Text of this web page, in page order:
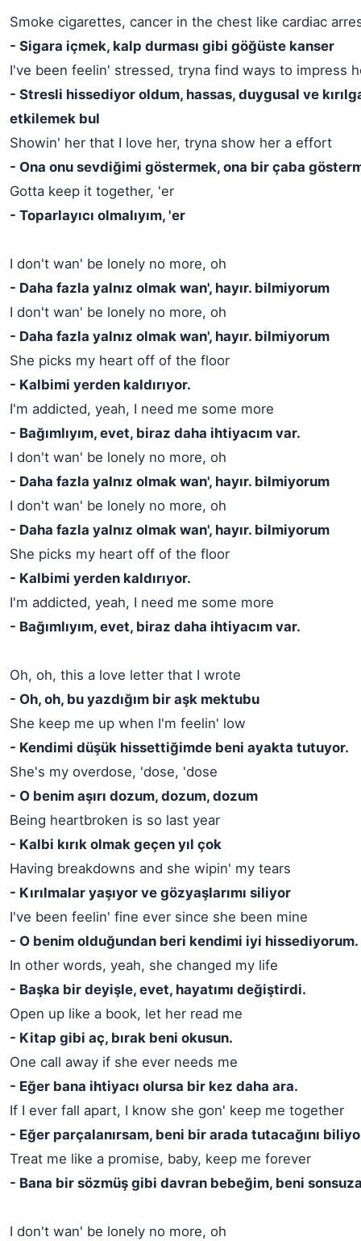
Smoke cigarettes, cancer in the chest like cardiac
- Sigara içmek, kalp durması gibi göğüste kanser
I've been feelin' stressed, tryna find ways to impress
- Stresli hissediyor oldum, hassas, duygusal ve
etkilemek bul
Showin' her that I love her, tryna show her a effort
- Ona onu sevdiğimi göstermek, ona bir çaba
Gotta keep it together, 'er
- Toparlayıcı olmalıyım, 'er
I don't wan' be lonely no more, oh
- Daha fazla yalnız olmak wan', hayır. bilmiyorum
I don't wan' be lonely no more, oh
- Daha fazla yalnız olmak wan', hayır. bilmiyorum
She picks my heart off of the floor
- Kalbimi yerden kaldırıyor.
I'm addicted, yeah, I need me some more
- Bağımlıyım, evet, biraz daha ihtiyacım var.
I don't wan' be lonely no more, oh
- Daha fazla yalnız olmak wan', hayır. bilmiyorum
I don't wan' be lonely no more, oh
- Daha fazla yalnız olmak wan', hayır. bilmiyorum
She picks my heart off of the floor
- Kalbimi yerden kaldırıyor.
I'm addicted, yeah, I need me some more
- Bağımlıyım, evet, biraz daha ihtiyacım var.
Oh, oh, this a love letter that I wrote
- Oh, oh, bu yazdığım bir aşk mektubu
She keep me up when I'm feelin' low
- Kendimi düşük hissettiğimde beni ayakta tutuyor.
She's my overdose, 'dose, 'dose
- O benim aşırı dozum, dozum, dozum
Being heartbroken is so last year
- Kalbi kırık olmak geçen yıl çok
Having breakdowns and she wipin' my tears
- Kırılmalar yaşıyor ve gözyaşlarımı siliyor
I've been feelin' fine ever since she been mine
- O benim olduğundan beri kendimi iyi hissediyorum.
In other words, yeah, she changed my life
- Başka bir deyişle, evet, hayatımı değiştirdi.
Open up like a book, let her read me
- Kitap gibi aç, bırak beni okusun.
One call away if she ever needs me
- Eğer bana ihtiyacı olursa bir kez daha ara.
If I ever fall apart, I know she gon' keep me together
- Eğer parçalanırsam, beni bir arada tutacağını
Treat me like a promise, baby, keep me forever
- Bana bir sözmüş gibi davran bebeğim, beni
I don't wan' be lonely no more, oh